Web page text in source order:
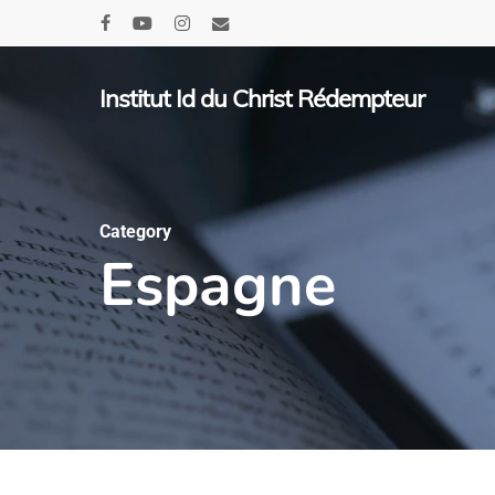
to
Institut Id du Christ Rédempteur
Category
Espagne